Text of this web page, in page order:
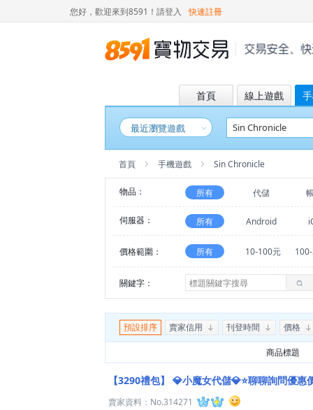
您好，歡迎來到8591！ 請登入 快速註冊
首頁 線上遊戲
最近瀏覽遊戲
首頁 手機遊戲 Sin Chronicle
物品： 所有 代儲
伺服器： 所有 Android
價格範圍： 所有 10-100元
關鍵字：
預設排序 賣家信用 刊登時間 價格
商品標題
【3290禮包】 💎小魔女代儲💎⭐聊聊詢問優惠
賣家資料： No.314271